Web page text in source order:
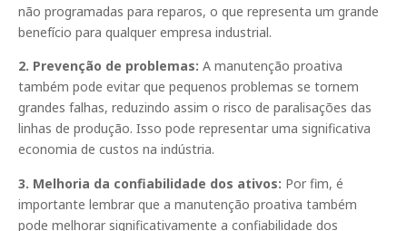
não programadas para reparos, o que representa um grande
benefício para qualquer empresa industrial.
2. Prevenção de problemas: A manutenção proativa
também pode evitar que pequenos problemas se tornem
grandes falhas, reduzindo assim o risco de paralisações das
linhas de produção. Isso pode representar uma significativa
economia de custos na indústria.
3. Melhoria da confiabilidade dos ativos: Por fim, é
importante lembrar que a manutenção proativa também
pode melhorar significativamente a confiabilidade dos